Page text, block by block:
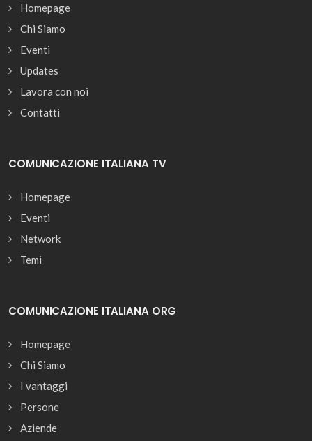
Homepage
Chi Siamo
Eventi
Updates
Lavora con noi
Contatti
COMUNICAZIONE ITALIANA TV
Homepage
Eventi
Network
Temi
COMUNICAZIONE ITALIANA ORG
Homepage
Chi Siamo
I vantaggi
Persone
Aziende